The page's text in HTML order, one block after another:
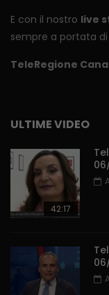
E con il nostro live
sempre a portata
TeleRegione
ULTIME VIDEO
42:17